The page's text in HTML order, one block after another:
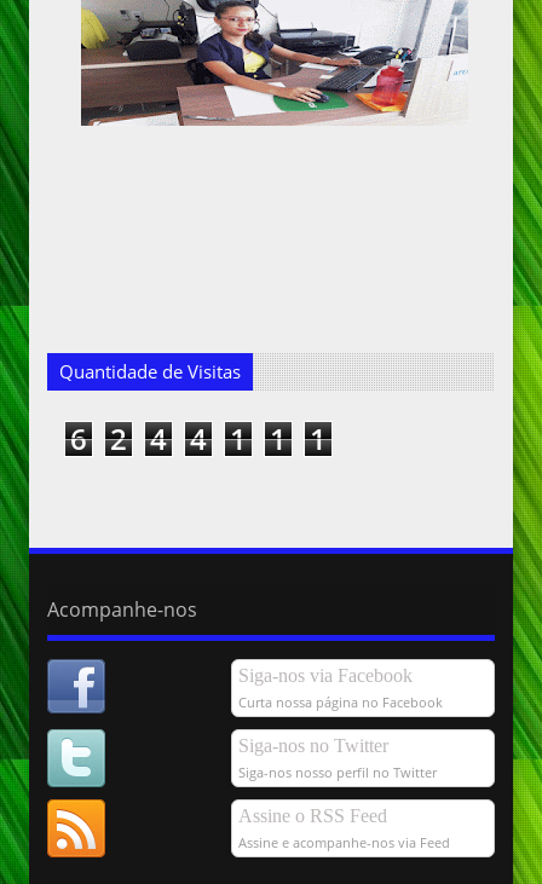
Quantidade de Visitas
6 2 4 4 1 1 1
Acompanhe-nos
Siga-nos via Facebook
Curta nossa página no Facebook
Siga-nos no Twitter
Siga-nos nosso perfil no Twitter
Assine o RSS Feed
Assine e acompanhe-nos via Feed